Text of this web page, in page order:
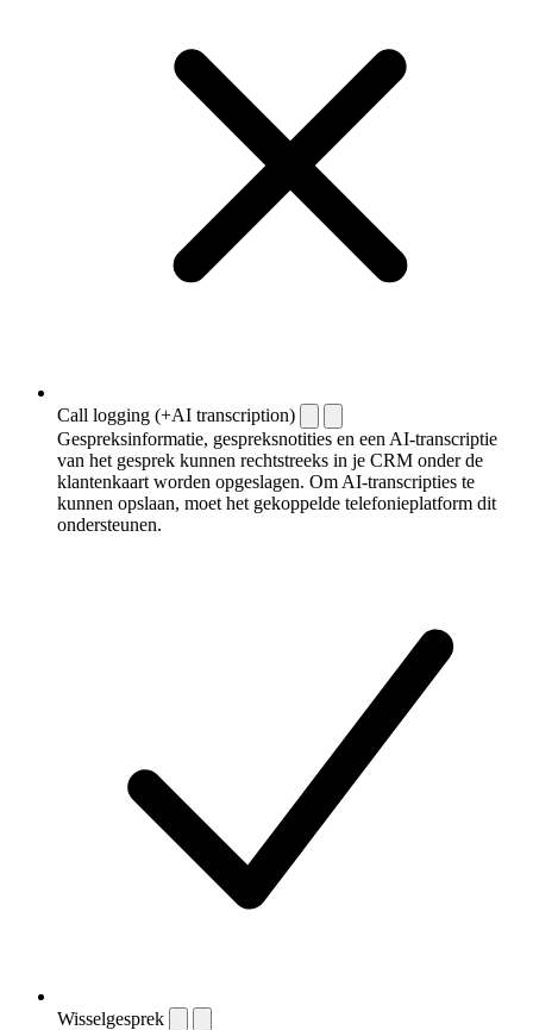
Call logging (+AI transcription)
Gespreksinformatie, gespreksnotities en een AI-transcriptie
van het gesprek kunnen rechtstreeks in je CRM onder de
klantenkaart worden opgeslagen. Om AI-transcripties te
kunnen opslaan, moet het gekoppelde telefonieplatform dit
ondersteunen.
Wisselgesprek